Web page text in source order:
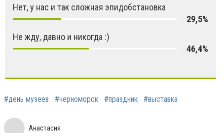
Нет, у нас и так сложная эпидобстановка
29,5%
Не жду, давно и никогда :)
46,4%
#день музеев #черноморск #праздник #выставка
Анастасия